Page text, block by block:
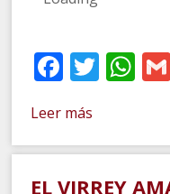
Leer más
EL VIRREY